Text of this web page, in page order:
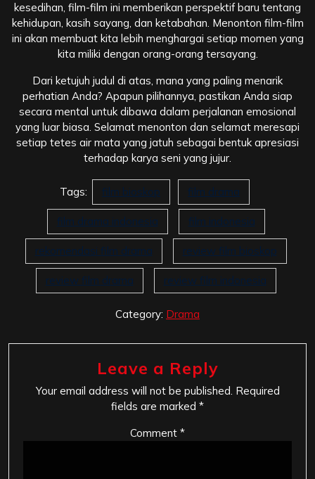
kesedihan, film-film ini memberikan perspektif baru tentang
kehidupan, kasih sayang, dan ketabahan. Menonton film-film
ini akan membuat kita lebih menghargai setiap momen yang
kita miliki dengan orang-orang tersayang.
Dari ketujuh judul di atas, mana yang paling menarik
perhatian Anda? Apapun pilihannya, pastikan Anda siap
secara mental untuk dibawa dalam perjalanan emosional
yang luar biasa. Selamat menonton dan selamat meresapi
setiap tetes air mata yang jatuh sebagai bentuk apresiasi
terhadap karya seni yang jujur.
Tags: film bioskop film drama
film drama indonesia film indonesia
rekomendasi film drama review film bioskop
review film drama review film indonesia
Category: Drama
Leave a Reply
Your email address will not be published. Required
fields are marked *
Comment *